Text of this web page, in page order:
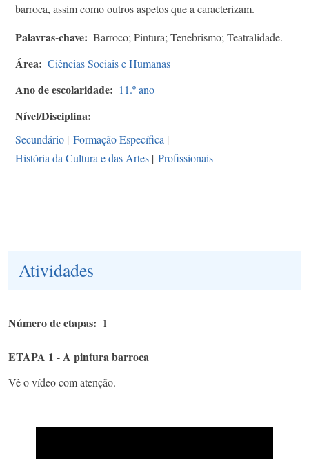
barroca, assim como outros aspetos que a caracterizam.
Palavras-chave Barroco; Pintura; Tenebrismo; Teatralidade.
Área Ciências Sociais e Humanas
Ano de escolaridade 11.º ano
Nível/Disciplina
Secundário | Formação Específica |
História da Cultura e das Artes | Profissionais
Atividades
Número de etapas 1
ETAPA 1 - A pintura barroca
Vê o vídeo com atenção.